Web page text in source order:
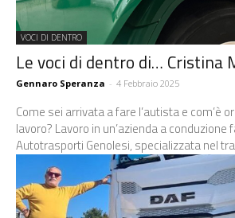
VOCI DI DENTRO
Le voci di dentro di… Cristina
Gennaro Speranza - 4 Febbraio 2025
Come sei arrivata a fare l’autista e com’è
lavoro? Lavoro in un’azienda a conduzione familiare,
Autotrasporti Genolesi, specializzata nel